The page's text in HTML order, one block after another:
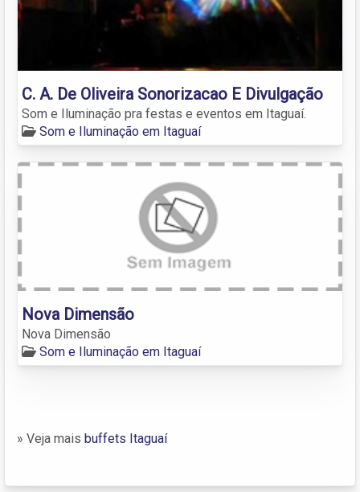
C. A. De Oliveira Sonorizacao E Divulgação
Som e Iluminação pra festas e eventos em Itaguaí.
Som e Iluminação em Itaguaí
Nova Dimensão
Nova Dimensão
Som e Iluminação em Itaguaí
» Veja mais buffets Itaguaí